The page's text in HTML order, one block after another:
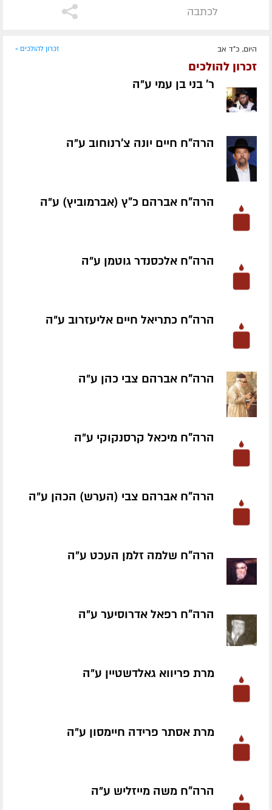
לכתבה
היום, כ"ד אב זכרון להולכים »
זכרון להולכים
ר' בני בן עמי ע״ה
הרה"ח חיים יונה צ'רנוחוב ע״ה
הרה"ח אברהם כ"ץ (אברמוביץ) ע״ה
הרה"ח אלכסנדר גוטמן ע״ה
הרה"ח כתריאל חיים אליעזרוב ע״ה
הרה"ח אברהם צבי כהן ע״ה
הרה"ח מיכאל קרסנקוקי ע״ה
הרה"ח אברהם צבי (הערש) הכהן ע״ה
הרה"ח שלמה זלמן העכט ע״ה
הרה"ח רפאל אדרוסיער ע״ה
מרת פריווא גאלדשטיין ע״ה
מרת אסתר פרידה חיימסון ע״ה
הרה"ח משה מייזליש ע״ה